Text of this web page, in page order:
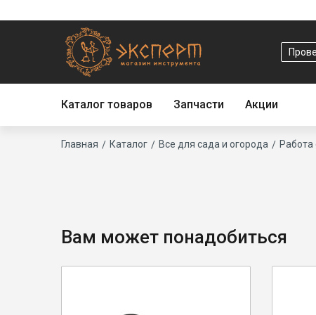
Основная
навигация
Каталог товаров Запчасти Акции
Строка
Главная Каталог Все для сада и огорода Работа
Вам может понадобиться